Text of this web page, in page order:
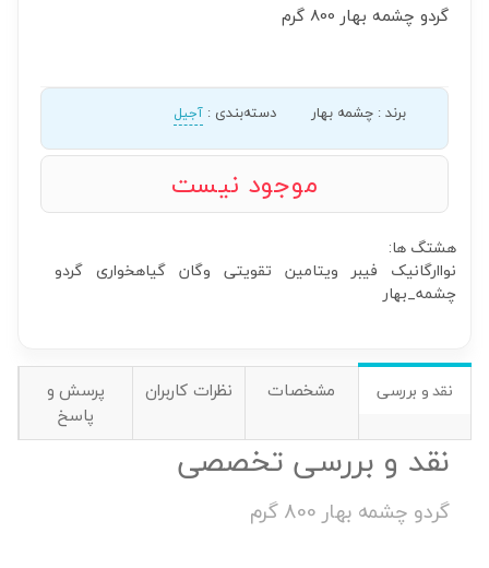
گردو چشمه بهار 800 گرم
برند: چشمه بهار دسته‌بندی : آجیل
موجود نیست
هشتگ ها:
نواارگانیک فیبر ویتامین تقویتی وگان گیاهخواری گردو
چشمه_بهار
نقد و بررسی مشخصات نظرات کاربران
پرسش و
پاسخ
نقد و بررسی تخصصی
گردو چشمه بهار 800 گرم